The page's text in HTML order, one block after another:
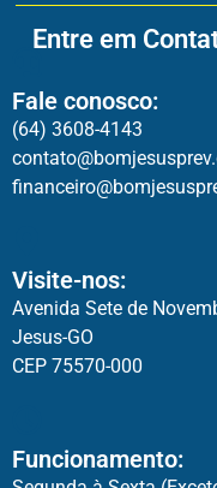
Entre em
Fale conosco:
(64) 3608-4143
Visite-nos:
Avenida Sete de
Jesus-GO
CEP 75570-000
Funcionamento: